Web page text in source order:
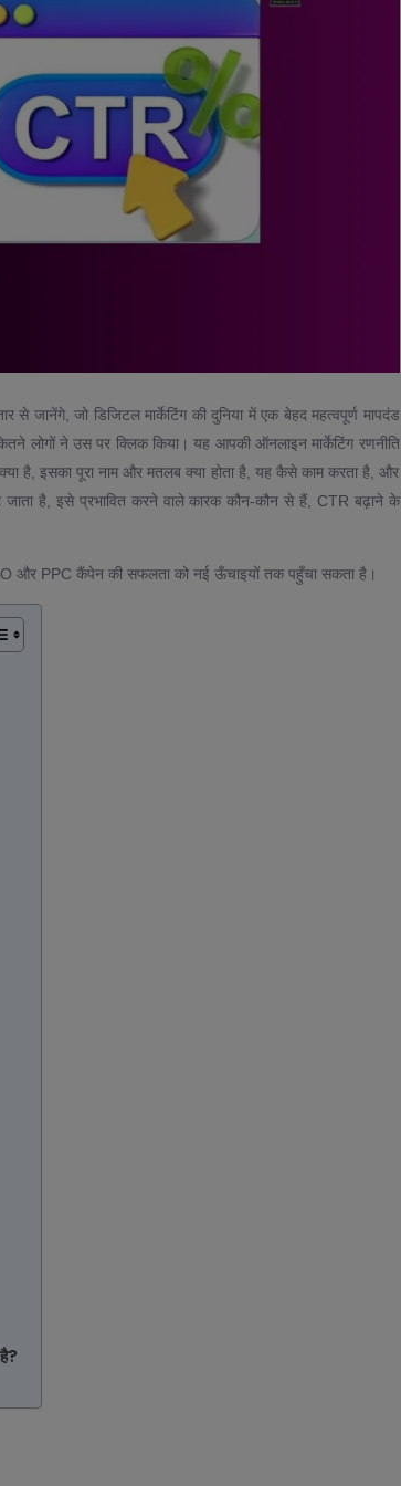
जो डिजिटल मार्केटिंग की दुनिया में एक बेहद महत्वपूर्ण मापदंड
लोगों ने उस पर क्लिक किया। यह आपकी ऑनलाइन मार्केटिंग रणनीति
है, इसका पूरा नाम और मतलब क्या होता है, यह कैसे काम करता है, और
जाता है, इसे प्रभावित करने वाले कारक कौन-कौन से हैं, CTR बढ़ाने के
PPC कैंपेन की सफलता को नई ऊँचाइयों तक पहुँचा सकता है।